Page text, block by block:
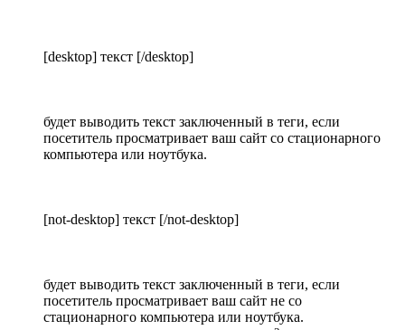
[desktop] текст [/desktop]
будет выводить текст заключенный в теги, если
посетитель просматривает ваш сайт со стационарного
компьютера или ноутбука.
[not-desktop] текст [/not-desktop]
будет выводить текст заключенный в теги, если
посетитель просматривает ваш сайт не со
стационарного компьютера или ноутбука.